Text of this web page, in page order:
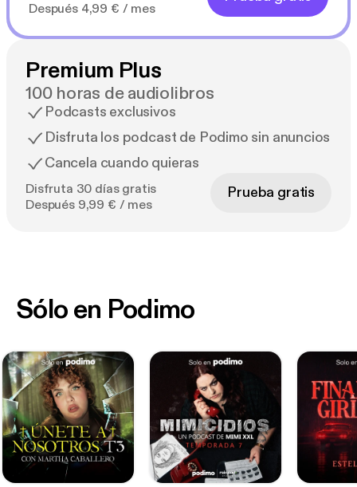
Después 4,99 € / mes
Premium Plus
100 horas de audiolibros
Podcasts exclusivos
Disfruta los podcast de Podimo sin anuncios
Cancela cuando quieras
Disfruta 30 días gratis
Después 9,99 € / mes
Prueba gratis
Sólo en Podimo